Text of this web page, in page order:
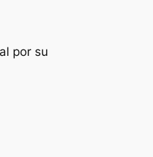
por su